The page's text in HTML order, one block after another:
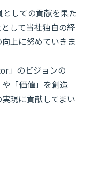
しての貢献を果た
して当社独自の経
上に努めていきま
」のビジョンの
「価値」を創造
現に貢献してまい